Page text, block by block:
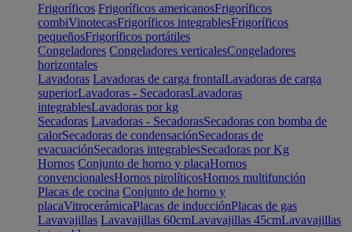
Frigoríficos Frigoríficos americanosFrigoríficos
combiVinotecasFrigoríficos integrablesFrigoríficos
pequeñosFrigoríficos portátiles
Congeladores Congeladores verticalesCongeladores
horizontales
Lavadoras Lavadoras de carga frontalLavadoras de carga
superiorLavadoras - SecadorasLavadoras
integrablesLavadoras por kg
Secadoras Lavadoras - SecadorasSecadoras con bomba de
calorSecadoras de condensaciónSecadoras de
evacuaciónSecadoras integrablesSecadoras por Kg
Hornos Conjunto de horno y placaHornos
convencionalesHornos pirolíticosHornos multifunción
Placas de cocina Conjunto de horno y
placaVitrocerámicaPlacas de inducciónPlacas de gas
Lavavajillas Lavavajillas 60cmLavavajillas 45cmLavavajillas